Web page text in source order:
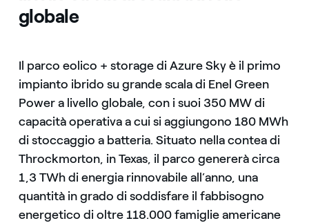
globale
Il parco eolico + storage di Azure Sky è il primo
impianto ibrido su grande scala di Enel Green
Power a livello globale, con i suoi 350 MW di
capacità operativa a cui si aggiungono 180 MWh
di stoccaggio a batteria. Situato nella contea di
Throckmorton, in Texas, il parco genererà circa
1,3 TWh di energia rinnovabile all’anno, una
quantità in grado di soddisfare il fabbisogno
energetico di oltre 118.000 famiglie americane